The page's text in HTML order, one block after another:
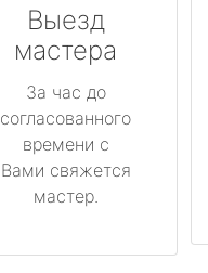
Выезд
мастера
За час до
согласованного
времени с
Вами свяжется
мастер.